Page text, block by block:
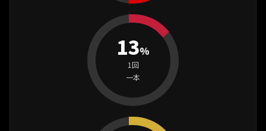
13%
1回
一本